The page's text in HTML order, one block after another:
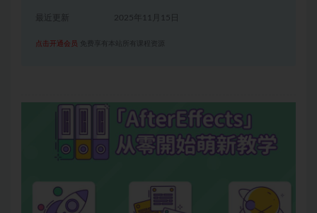
2025年11月15日
点击开通会员 免费享有本站所有课程资源